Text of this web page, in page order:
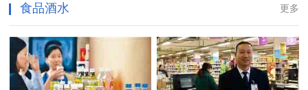
更多
食品酒水